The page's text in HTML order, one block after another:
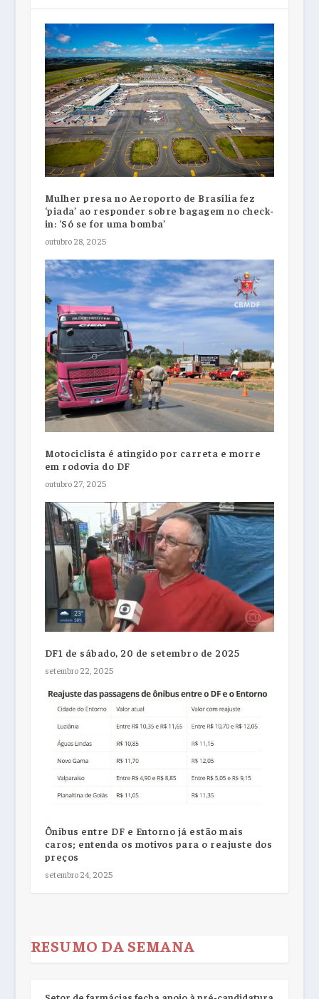
Mulher presa no Aeroporto de Brasília fez
‘piada’ ao responder sobre bagagem no check-
in: ‘Só se for uma bomba’
outubro 28, 2025
Motociclista é atingido por carreta e morre
em rodovia do DF
outubro 27, 2025
DF1 de sábado, 20 de setembro de 2025
setembro 22, 2025
Ônibus entre DF e Entorno já estão mais
caros; entenda os motivos para o reajuste dos
preços
setembro 24, 2025
RESUMO DA SEMANA